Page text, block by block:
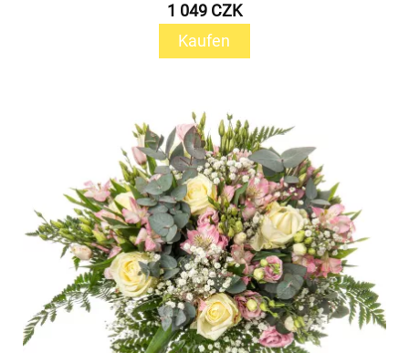
1 049 CZK
Kaufen